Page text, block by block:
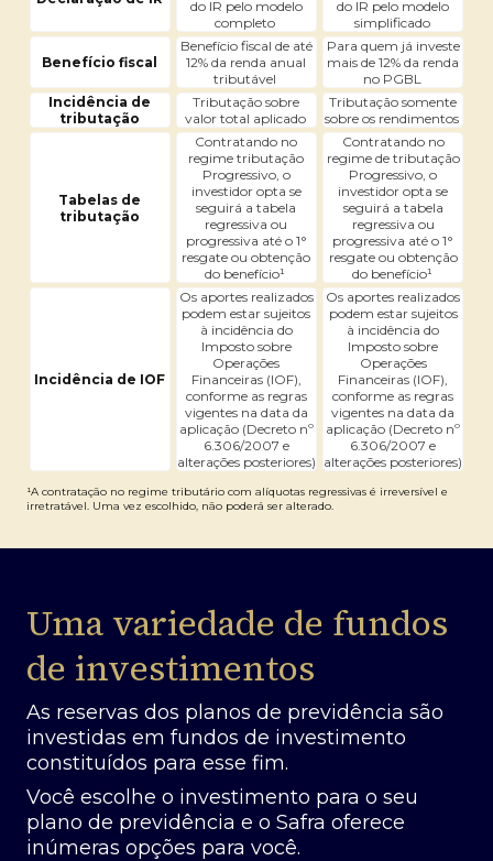
do IR pelo modelo
completo
do IR pelo modelo
simplificado
Benefício fiscal
Benefício fiscal de até
12% da renda anual
tributável
Para quem já investe
mais de 12% da renda
no PGBL
Incidência de
tributação
Tributação sobre
valor total aplicado
Tributação somente
sobre os rendimentos
Tabelas de
tributação
Contratando no
regime tributação
Progressivo, o
investidor opta se
seguirá a tabela
regressiva ou
progressiva até o 1°
resgate ou obtenção
do benefício¹
Contratando no
regime de tributação
Progressivo, o
investidor opta se
seguirá a tabela
regressiva ou
progressiva até o 1°
resgate ou obtenção
do benefício¹
Incidência de IOF
Os aportes realizados
podem estar sujeitos
à incidência do
Imposto sobre
Operações
Financeiras (IOF),
conforme as regras
vigentes na data da
aplicação (Decreto nº
6.306/2007 e
alterações posteriores)
Os aportes realizados
podem estar sujeitos
à incidência do
Imposto sobre
Operações
Financeiras (IOF),
conforme as regras
vigentes na data da
aplicação (Decreto nº
6.306/2007 e
alterações posteriores)
¹A contratação no regime tributário com alíquotas regressivas é irreversível e
irretratável. Uma vez escolhido, não poderá ser alterado.
Uma variedade de fundos
de investimentos
As reservas dos planos de previdência são
investidas em fundos de investimento
constituídos para esse fim.
Você escolhe o investimento para o seu
plano de previdência e o Safra oferece
inúmeras opções para você.